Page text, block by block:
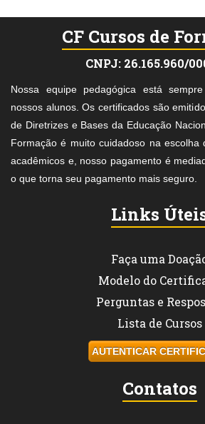
CF Cursos de
CNPJ: 26.165.960/
Nossa equipe pedagógica está
nossos alunos. Os certificados são
de Diretrizes e Bases da Educação
Formação é muito cuidadoso na escolha
acadêmicos e, nosso pagamento é
o que torna seu pagamento mais seguro.
Links
Faça uma
Modelo do
Perguntas e
Lista de Cursos
AUTENTICAR
Contatos